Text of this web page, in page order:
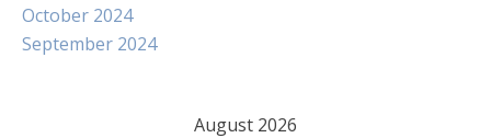
October 2024
September 2024
August 2026